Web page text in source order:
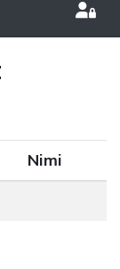
Nimi